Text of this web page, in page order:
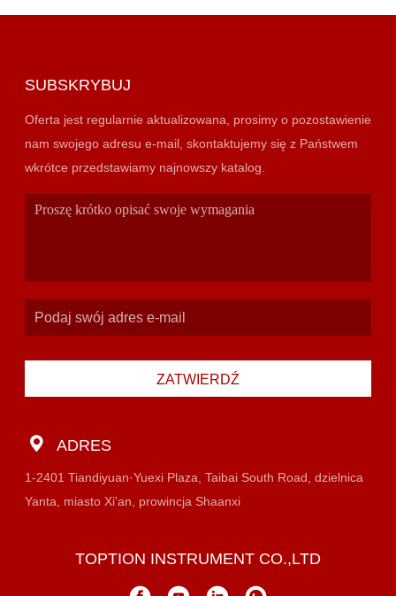
SUBSKRYBUJ
Oferta jest regularnie aktualizowana, prosimy o pozostawienie
nam swojego adresu e-mail, skontaktujemy się z Państwem
wkrótce przedstawiamy najnowszy katalog.
ZATWIERDŹ
ADRES
1-2401 Tiandiyuan·Yuexi Plaza, Taibai South Road, dzielnica
Yanta, miasto Xi'an, prowincja Shaanxi
TOPTION INSTRUMENT CO.,LTD